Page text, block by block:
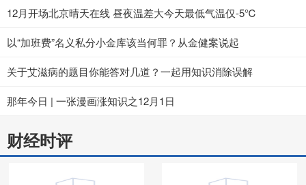
12月开场北京晴天在线 昼夜温差大今天最低气温仅-5℃
以“加班费”名义私分小金库该当何罪？从金健案说起
关于艾滋病的题目你能答对几道？一起用知识消除误解
那年今日 | 一张漫画涨知识之12月1日
财经时评